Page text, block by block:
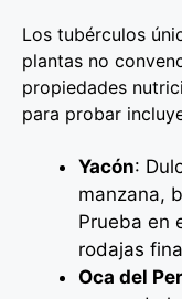
Los tubérculos
plantas no
propiedades
para probar
Yacón:
manzana,
Prueba en
rodajas
Oca del